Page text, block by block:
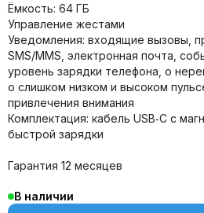
Ёмкость: 64 ГБ
Управление жестами
Уведомления: входящие вызовы,
SMS/MMS, электронная почта,
уровень зарядки телефона, о
о слишком низком и высоком
привлечения внимания
Комплектация: кабель USB‑C с
быстрой зарядки
Гарантия 12 месяцев
В наличии